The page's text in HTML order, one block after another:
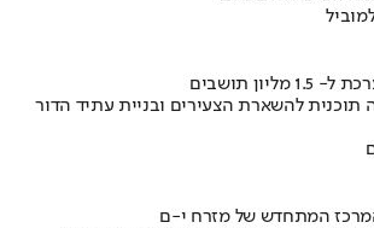
תוכנית להשארת הצעירים ובניית עתיד הדור
המרכז המתחדש של מזרח י-ם